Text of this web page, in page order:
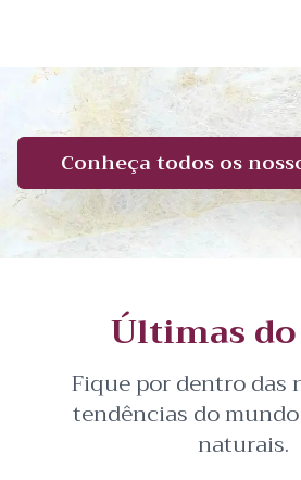
Conheça todos os
Últimas
Fique por dentro das
tendências do
naturais.